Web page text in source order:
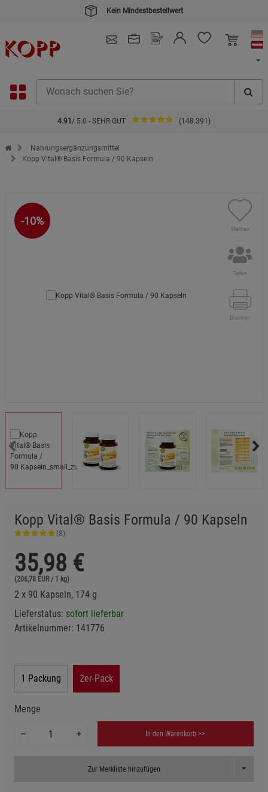
4.91 / 5.0 - SEHR GUT (148.391)
Zur Startseite des Kopp Verlag Online-Shop
Nahrungsergänzungsmittel
Kopp Vital® Basis Formula / 90 Kapseln
-10%
Merken
Teilen
Drucken
Kopp Vital® Basis Formula / 90 Kapseln
(8)
35,98 €
(206,78 EUR / 1 kg)
2 x 90 Kapseln, 174 g
Lieferstatus: sofort lieferbar
Artikelnummer: 141776
1 Packung 2er-Pack
Menge
In den Warenkorb >>
Zur Merkliste hinzufügen Toggle